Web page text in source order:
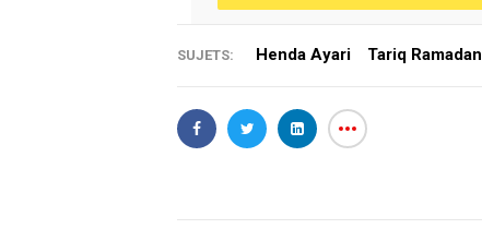
SUJETS: Henda Ayari Tariq Ramadan